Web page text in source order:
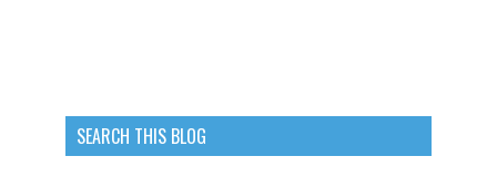
SEARCH THIS BLOG